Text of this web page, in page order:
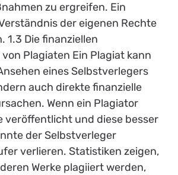
zu ergreifen. Ein
der eigenen Rechte
1.3 Die finanziellen
Plagiaten Ein Plagiat kann
eines Selbstverlegers
auch direkte finanzielle
Wenn ein Plagiator
veröffentlicht und diese besser
der Selbstverleger
verlieren. Statistiken zeigen,
Werke plagiiert werden,